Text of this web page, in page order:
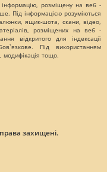
розміщену на веб -
Під інформацією розуміються
ящик-шота, скани, відео,
розміщених на веб -
відкритого для індексації
Під використанням
модифікація тощо.
захищені.